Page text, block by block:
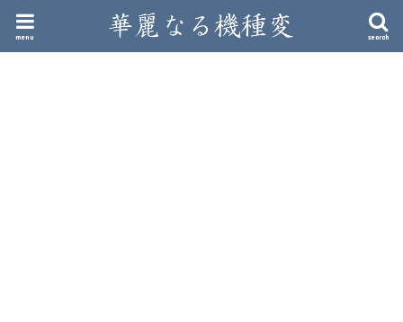
search
menu